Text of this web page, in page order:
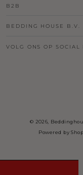
B2B
BEDDING HOUSE B.V.
VOLG ONS OP SOCIAL
© 2026,
Powered by